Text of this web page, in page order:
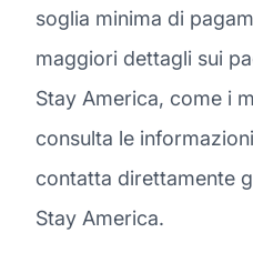
soglia minima di
maggiori dettagli sui
Stay America, come i
consulta le
contatta direttamente
Stay America.